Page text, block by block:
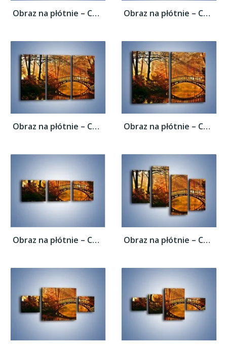
Obraz na płótnie – Cudowny spacer jesienną... Obraz na płótnie – Cudowny spacer jesienną...
Obraz na płótnie – Cudowny spacer jesienną... Obraz na płótnie – Cudowny spacer jesienną...
Obraz na płótnie – Cudowny spacer jesienną... Obraz na płótnie – Cudowny spacer jesienną...